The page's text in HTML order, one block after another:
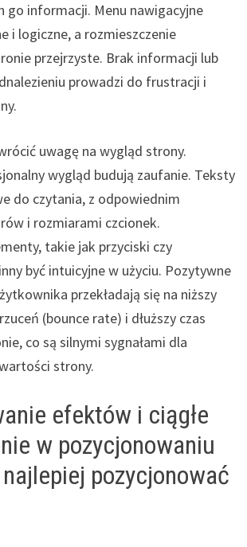
go informacji. Menu nawigacyjne
i logiczne, a rozmieszczenie
przejrzyste. Brak informacji lub
prowadzi do frustracji i
uwagę na wygląd strony.
wygląd budują zaufanie. Teksty
do czytania, z odpowiednim
i rozmiarami czcionek.
takie jak przyciski czy
być intuicyjne w użyciu. Pozytywne
przekładają się na niższy
(bounce rate) i dłuższy czas
co są silnymi sygnałami dla
strony.
efektów i ciągłe
w pozycjonowaniu
pozycjonować